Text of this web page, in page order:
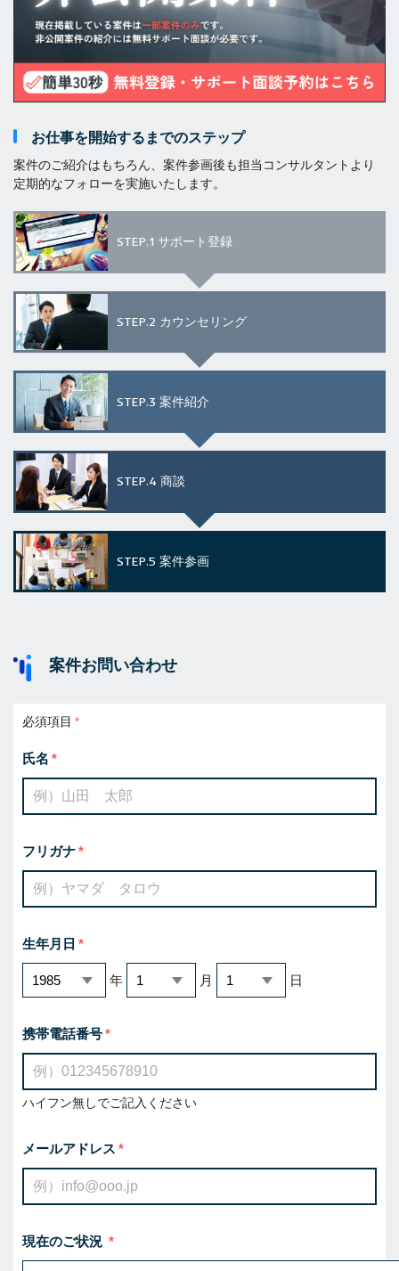
お仕事を開始するまでのステップ
案件のご紹介はもちろん、案件参画後も担当コンサルタントより
定期的なフォローを実施いたします。
STEP.1 サポート登録
STEP.2 カウンセリング
STEP.3 案件紹介
STEP.4 商談
STEP.5 案件参画
案件お問い合わせ
必須項目
氏名
フリガナ
生年月日
年 月 日
携帯電話番号
ハイフン無しでご記入ください
メールアドレス
現在のご状況